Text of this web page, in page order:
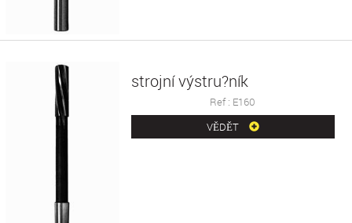
strojní výstru?ník
Ref : E160
VĚDĚT